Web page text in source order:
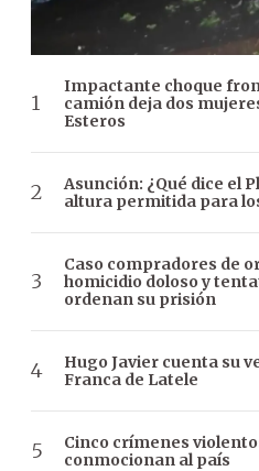
Impactante choque
camión deja dos
Esteros
Asunción: ¿Qué dice el
altura permitida para
Caso compradores de
homicidio doloso y
ordenan su prisión
Hugo Javier cuenta su
Franca de Latele
Cinco crímenes
conmocionan al país